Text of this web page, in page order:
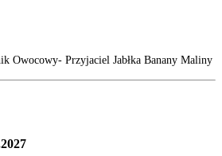
Owocowy- Przyjaciel Jabłka Banany Maliny